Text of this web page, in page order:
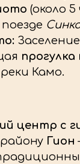
(около 5
прогулка
реки Камо.
центр с
Гион